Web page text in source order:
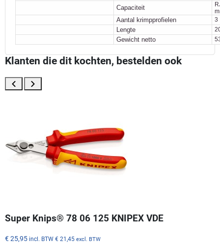
Capaciteit
Aantal krimpprofielen 3
Lengte
Gewicht netto
Klanten die dit kochten, bestelden ook
Super Knips® 78 06 125 KNIPEX VDE
€ 25,95 incl. BTW € 21,45 excl. BTW